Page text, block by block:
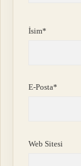
İsim*
E-Posta*
Web Sitesi